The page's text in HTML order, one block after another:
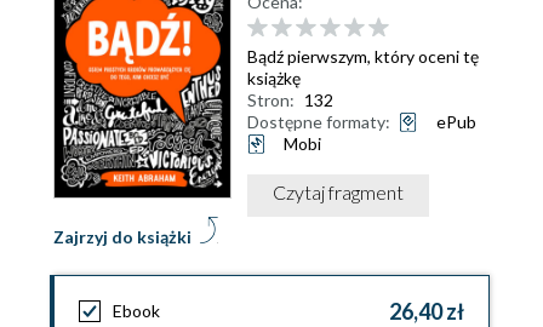
Zajrzyj do książki
Bądź pierwszym, który oceni tę
książkę
Stron: 132
Dostępne formaty:
ePub
Mobi
Czytaj fragment
Ebook 26,40 zł